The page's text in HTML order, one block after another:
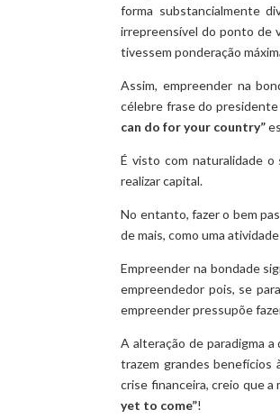
forma substancialmente
irrepreensível do ponto de
tivessem ponderação
Assim, empreender na
célebre frase do
can do for your country”
É visto com naturalidade
realizar capital.
No entanto, fazer o bem
de mais, como uma
Empreender na bondade
empreendedor pois, se
empreender pressupõe
A alteração de paradigma
trazem grandes benefícios
crise financeira, creio que a
yet to come”!